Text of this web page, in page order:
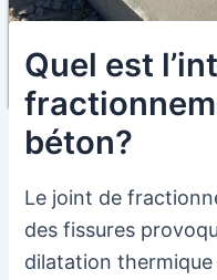
Quel est
béton?
Le joint de
des fissures
dilatation